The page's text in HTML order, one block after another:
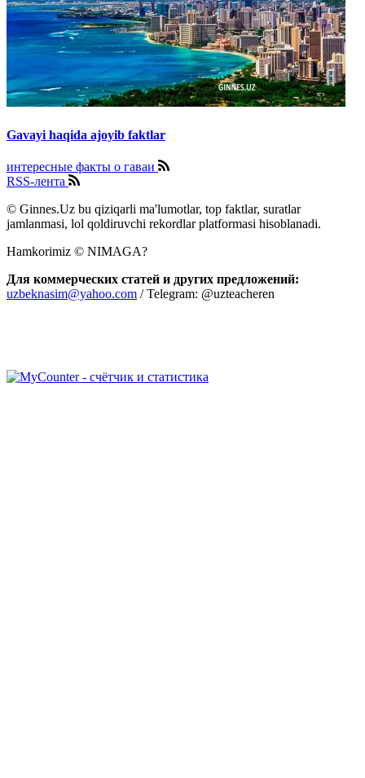
Gavayi haqida ajoyib faktlar
интересные факты о гаваи
RSS-лента
© Ginnes.Uz bu qiziqarli ma'lumotlar, top faktlar, suratlar
jamlanmasi, lol qoldiruvchi rekordlar platformasi hisoblanadi.
Hamkorimiz © NIMAGA?
Для коммерческих статей и других предложений:
uzbeknasim@yahoo.com / Telegram: @uzteacheren